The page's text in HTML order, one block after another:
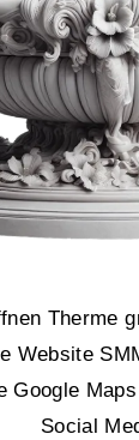
Therme
Website
Google
Social